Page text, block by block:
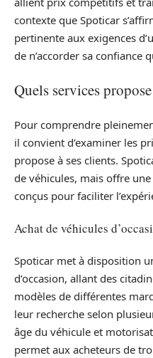
contexte que Spoticar
pertinente aux exigences
de n’accorder sa confiance
Quels services
Pour comprendre
il convient d’examiner les
propose à ses clients.
de véhicules, mais offre
conçus pour faciliter
Achat de véhicules
Spoticar met à disposition
d’occasion, allant des
modèles de différentes
leur recherche selon
âge du véhicule et
permet aux acheteurs de